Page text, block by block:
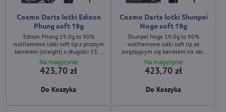
Cosmo Darts lotki Edison
Phung soft 19g
Edison Phung 19.0g to 90%
wolframowe lotki soft tip z prostym
barrelem (straight) o długości 53.0
mm i maksymalnej średnicy 6.4
mm. Barrel posiada kombinowany
grip z delikatnych pierścieni oraz
kontrastowym czarno‑srebrnym
Na magyzynie
423,70 zł
Do Koszyka
Cosmo Darts lotki Shunpei
Noge soft 19g
Shunpei Noge 19.0g to 90%
wolframowe lotki soft tip ze
zwężającym się barrelem na obie
strony od środka (double tapered) o
długości 45.0 mm i maksymalnej
średnicy 7.4 mm. Barrel posiada
pierścieniowy grip na całej długości
Na magyzynie
423,70 zł
Do Koszyka